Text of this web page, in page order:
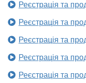
Реєстрація та
Реєстрація та
Реєстрація та
Реєстрація та
Реєстрація та